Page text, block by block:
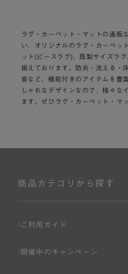
ラグ・カーペット・マットの通販
い、オリジナルのラグ・カーペッ
ット(ピースラグ)、既製サイズラ
揃えております。防炎・洗える・
音など、機能付きのアイテムを豊
しゃれなデザインなので、様々な
ます。ぜひラグ・カーペット・マ
商品カテゴリから探す
ご利用ガイド
開催中のキャンペーン